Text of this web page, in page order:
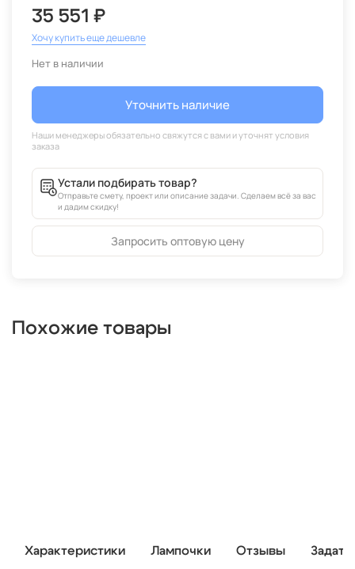
35 551 ₽
Хочу купить еще дешевле
Нет в наличии
Уточнить наличие
Устали подбирать товар?
Отправьте смету, проект или описание задачи. Сделаем всё за вас
и дадим скидку!
Запросить оптовую цену
Похожие товары
Характеристики Лампочки Отзывы